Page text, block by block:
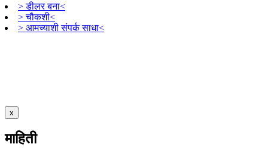
> डीलर बना<
> चौकशी<
> आमच्याशी संपर्क साधा<
x
माहिती